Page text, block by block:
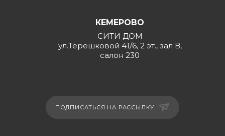
КЕМЕРОВО
СИТИ ДОМ
ул.Терешковой 41/6, 2 эт., зал В,
салон 230
ПОДПИСАТЬСЯ НА РАССЫЛКУ